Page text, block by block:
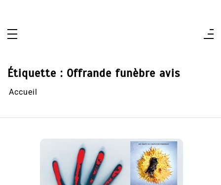
Étiquette : Offrande funèbre avis
Accueil